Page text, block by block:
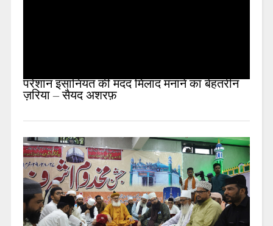
परेशान इंसानियत की मदद मिलाद मनाने का बेहतरीन
ज़रिया – सैयद अशरफ़